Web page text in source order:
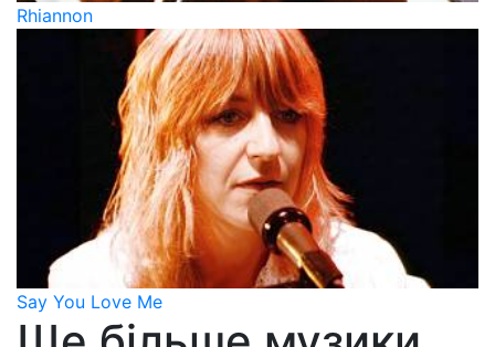
Rhiannon
Say You Love Me